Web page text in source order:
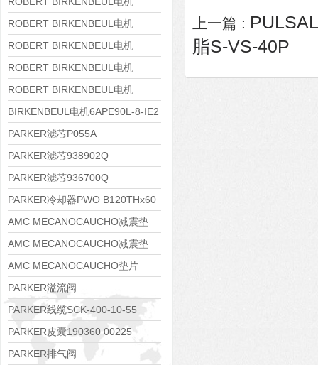
8APE160L-4-IE3
ROBERT BIRKENBEUL电机
8APE112M-6K-IE3
ROBERT BIRKENBEUL电机
8APE100L-2 IE3
ROBERT BIRKENBEUL电机
8APE90S-4 IE3
ROBERT BIRKENBEUL电机
8APE80M-2K-IE3
BIRKENBEUL电机6APE90L-8-IE2
PARKER滤芯P055A
PARKER滤芯938902Q
PARKER滤芯936700Q
PARKER冷却器PWO B120THx60
AMC MECANOCAUCHO减震垫
138552
AMC MECANOCAUCHO减震垫
138551
AMC MECANOCAUCHO垫片
608074
PARKER溢流阀
RE06M35W2N1KWXG087
PARKER线缆SCK-400-10-55
PARKER皮囊190360 00225
PARKER排气阀
上一篇 :
脂S-VS-40P